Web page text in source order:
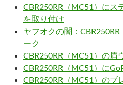
CBR250RR（MC51）にス
を取り付け
ヤフオクの闇：
ーク
CBR250RR（MC51）の眉
CBR250RR（MC51）に
CBR250RR（MC51）のブ